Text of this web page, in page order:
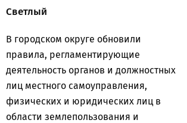
Светлый
В городском округе обновили
правила, регламентирующие
деятельность органов и должностных
лиц местного самоуправления,
физических и юридических лиц в
области землепользования и